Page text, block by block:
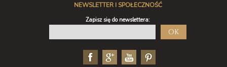
NEWSLETTER I SPOŁECZNOŚĆ
Zapisz się do newslettera:
OK